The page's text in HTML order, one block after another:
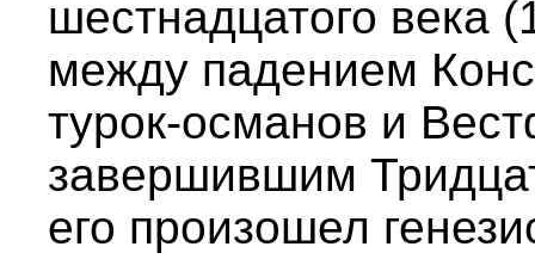
шестнадцатого века
между падением
турок-османов и
завершившим
его произошел